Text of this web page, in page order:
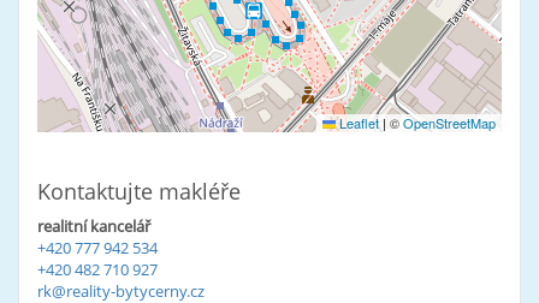
Leaflet | ©OpenStreetMap
Kontaktujte makléře
realitní kancelář
+420 777 942 534
+420 482 710 927
rk@reality-bytycerny.cz